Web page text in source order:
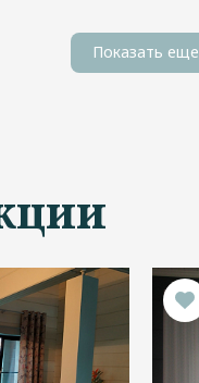
Показать еще